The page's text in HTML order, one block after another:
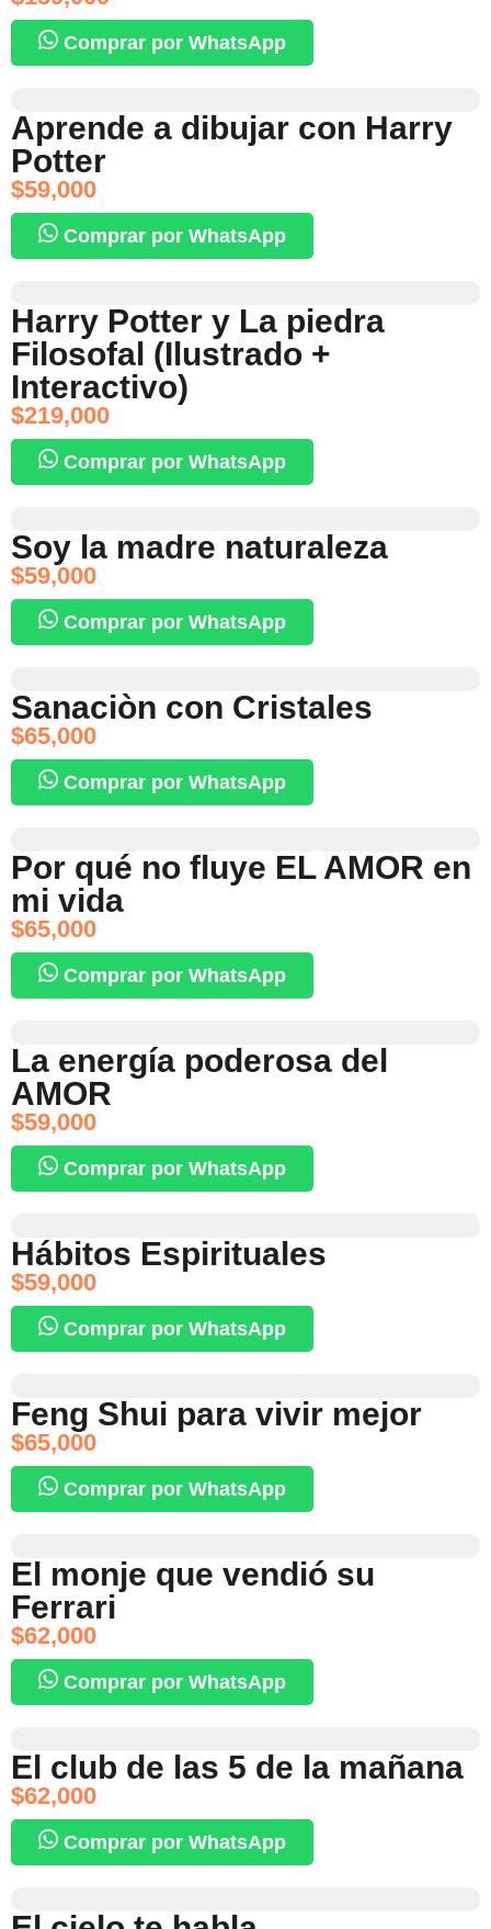
Comprar por WhatsApp
Aprende a dibujar con Harry
Potter
$59,000
Comprar por WhatsApp
Harry Potter y La piedra
Filosofal (Ilustrado +
Interactivo)
$219,000
Comprar por WhatsApp
Soy la madre naturaleza
$59,000
Comprar por WhatsApp
Sanaciòn con Cristales
$65,000
Comprar por WhatsApp
Por qué no fluye EL AMOR en
mi vida
$65,000
Comprar por WhatsApp
La energía poderosa del
AMOR
$59,000
Comprar por WhatsApp
Hábitos Espirituales
$59,000
Comprar por WhatsApp
Feng Shui para vivir mejor
$65,000
Comprar por WhatsApp
El monje que vendió su
Ferrari
$62,000
Comprar por WhatsApp
El club de las 5 de la mañana
$62,000
Comprar por WhatsApp